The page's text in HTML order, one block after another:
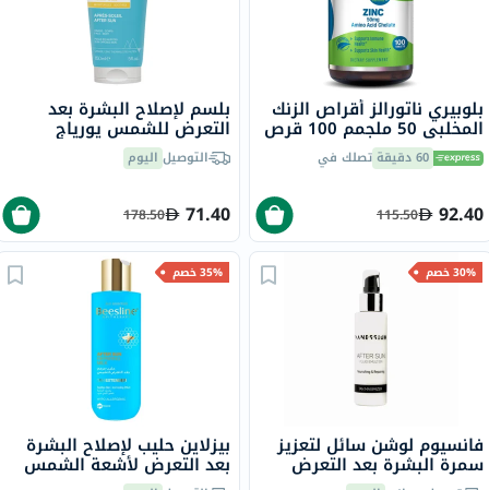
بلوبيري ناتورالز أقراص الزنك
المخلبي 50 ملجمم 100 قرص
B027260 دقيقة تصلك في
92.40
115.50
بلسم لإصلاح البشرة بعد
التعرض للشمس يورياج
باريسون - 150 مل
التوصيل اليوم
71.40
178.50
30% خصم
فانسيوم لوشن سائل لتعزيز
سمرة البشرة بعد التعرض
35% خصم
بيزلاين حليب لإصلاح البشرة
بعد التعرض لأشعة الشمس